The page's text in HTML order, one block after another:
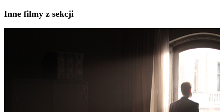
Inne filmy z sekcji